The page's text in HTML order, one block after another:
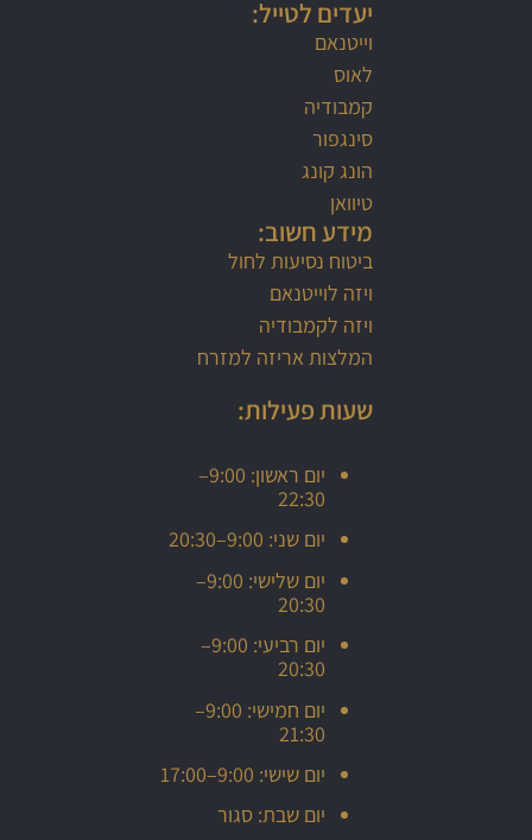
יעדים לטייל:
וייטנאם
לאוס
קמבודיה
סינגפור
הונג קונג
טיוואן
מידע חשוב:
ביטוח נסיעות לחול
ויזה לוייטנאם
ויזה לקמבודיה
המלצות אריזה למזרח
שעות פעילות:
יום ראשון: 9:00–
22:30
יום שני: 9:00–20:30
יום שלישי: 9:00–
20:30
יום רביעי: 9:00–
20:30
יום חמישי: 9:00–
21:30
יום שישי: 9:00–17:00
יום שבת: סגור